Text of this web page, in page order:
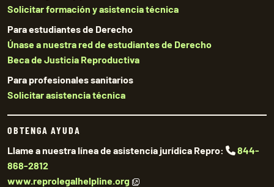
Solicitar formación y asistencia técnica
Para estudiantes de Derecho
Únase a nuestra red de estudiantes de Derecho
Beca de Justicia Reproductiva
Para profesionales sanitarios
Solicitar asistencia técnica
OBTENGA AYUDA
Llame a nuestra línea de asistencia jurídica Repro:
844-
868-2812
www.reprolegalhelpline.org